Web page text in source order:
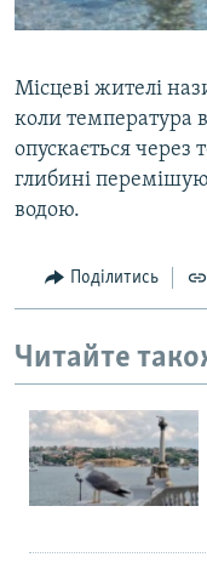
Місцеві жителі
коли температура
опускається через
глибині
водою.
Поділитись
Читайте